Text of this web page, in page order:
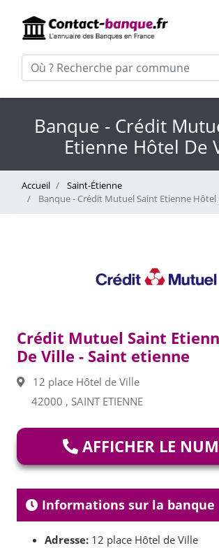
Banque - Crédit
Etienne Hôtel De
Accueil
Saint-Étienne
Banque - Crédit Mutuel Saint Etienne Hôtel
Crédit Mutuel Saint
De Ville - Saint etienne
12 place Hôtel de Ville
42000 , SAINT ETIENNE
AFFICHER LE
Informations sur la banque
Adresse: 12 place Hôtel de Ville